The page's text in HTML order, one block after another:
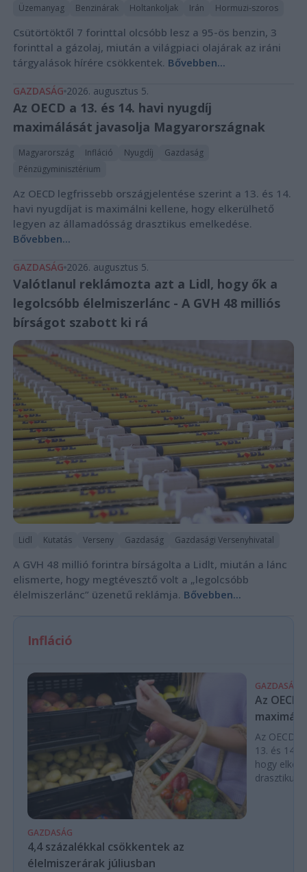
Üzemanyag Benzinárak Holtankoljak Irán Hormuzi-szoros
Csütörtöktől 7 forinttal olcsóbb lesz a 95-ös benzin, 3
forinttal a gázolaj, miután a világpiaci olajárak az iráni
tárgyalások hírére csökkentek. Bővebben...
GAZDASÁG 2026. augusztus 5.
Az OECD a 13. és 14. havi nyugdíj
maximálását javasolja Magyarországnak
Magyarország Infláció Nyugdíj
Gazdaság
Pénzügyminisztérium
Az OECD legfrissebb országjelentése szerint a 13. és 14.
havi nyugdíjat is maximálni kellene, hogy elkerülhető
legyen az államadósság drasztikus emelkedése.
Bővebben...
GAZDASÁG 2026. augusztus 5.
Valótlanul reklámozta azt a Lidl, hogy ők a
legolcsóbb élelmiszerlánc - A GVH 48 milliós
bírságot szabott ki rá
Lidl Kutatás Verseny Gazdaság Gazdasági Versenyhivatal
A GVH 48 millió forintra bírságolta a Lidlt, miután a lánc
elismerte, hogy megtévesztő volt a „legolcsóbb
élelmiszerlánc” üzenetű reklámja. Bővebben...
Infláció
GAZDASÁG
4,4 százalékkal csökkentek az
élelmiszerárak júliusban
GAZDASÁG
Az OECD
Az OECD
13. és 14.
hogy
drasztikus